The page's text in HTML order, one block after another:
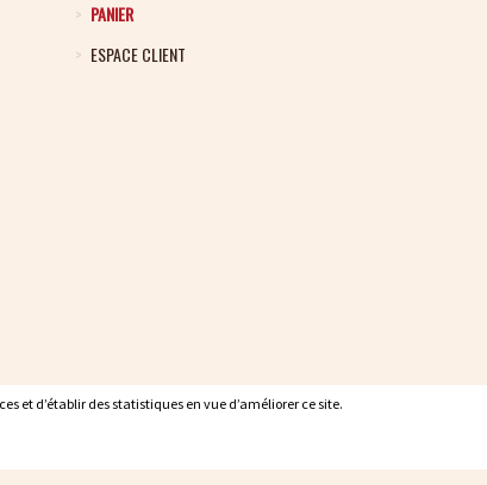
PANIER
ESPACE CLIENT
et d’établir des statistiques en vue d’améliorer ce site.
et d’établir des statistiques en vue d’améliorer ce site.